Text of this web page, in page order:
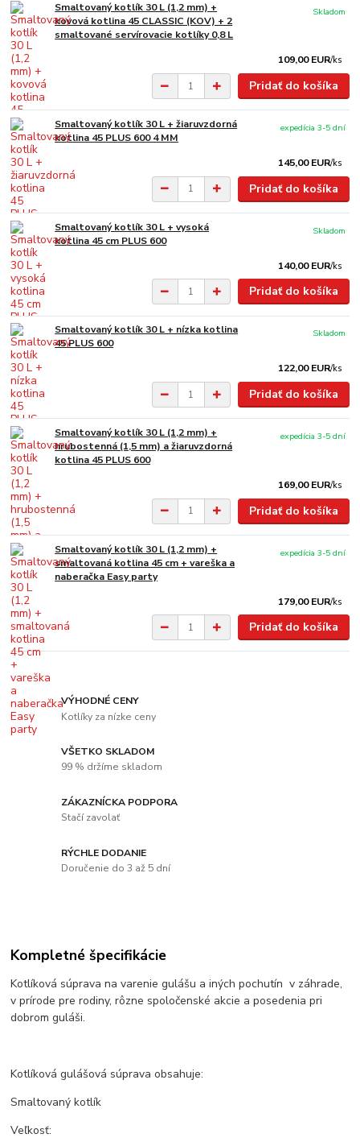
Smaltovaný kotlík 30 L (1,2 mm) +
kovová kotlina 45 CLASSIC (KOV) + 2
smaltované servírovacie kotlíky 0,8 L
109,00 EUR/ks
Skladom
Pridať do košíka
Smaltovaný kotlík 30 L + žiaruvzdorná
kotlina 45 PLUS 600 4 MM
145,00 EUR/ks
expedícia 3-5 dní
Pridať do košíka
Smaltovaný kotlík 30 L + vysoká
kotlina 45 cm PLUS 600
140,00 EUR/ks
Skladom
Pridať do košíka
Smaltovaný kotlík 30 L + nízka kotlina
45 PLUS 600
122,00 EUR/ks
Skladom
Pridať do košíka
Smaltovaný kotlík 30 L (1,2 mm) +
hrubostenná (1,5 mm) a žiaruvzdorná
kotlina 45 PLUS 600
169,00 EUR/ks
expedícia 3-5 dní
Pridať do košíka
Smaltovaný kotlík 30 L (1,2 mm) +
smaltovaná kotlina 45 cm + vareška a
naberačka Easy party
179,00 EUR/ks
expedícia 3-5 dní
Pridať do košíka
VÝHODNÉ CENY
Kotlíky za nízke ceny
VŠETKO SKLADOM
99 % držíme skladom
ZÁKAZNÍCKA PODPORA
Stačí zavolať
RÝCHLE DODANIE
Doručenie do 3 až 5 dní
Kompletné špecifikácie
Kotlíková súprava na varenie gulášu a iných pochutín v záhrade,
v prírode pre rodiny, rôzne spoločenské akcie a posedenia pri
dobrom guláši.
Kotlíková gulášová súprava obsahuje:
Smaltovaný kotlík
Veľkosť: